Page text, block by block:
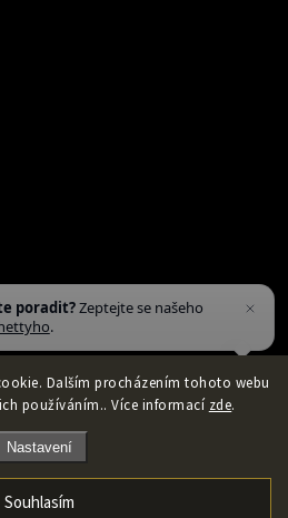
Dalším procházením tohoto webu
používáním.. Více informací zde.
Nastavení
Souhlasím
poradit?Zeptejte se našeho
.